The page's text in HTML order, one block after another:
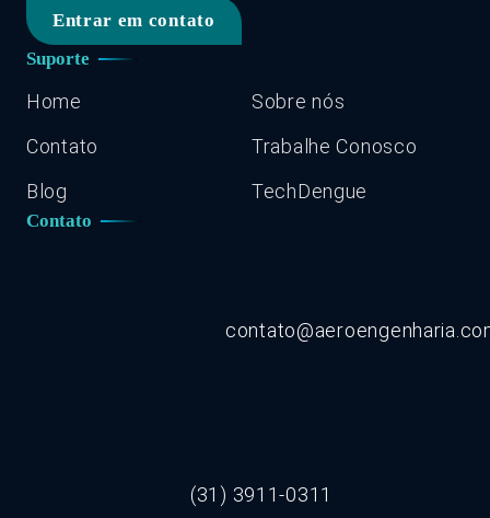
Entrar em contato
Suporte
Home
Sobre nós
Contato
Trabalhe Conosco
Blog
TechDengue
Contato
(31) 3911-0311